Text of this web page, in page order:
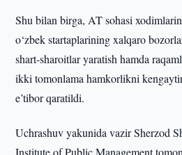
Shu bilan birga, AT sohasi
o‘zbek startaplarining xalqaro
shart-sharoitlar yaratish hamda
ikki tomonlama hamkorlikni
e’tibor qaratildi.
Uchrashuv yakunida vazir Sherzod
Institute of Public Management